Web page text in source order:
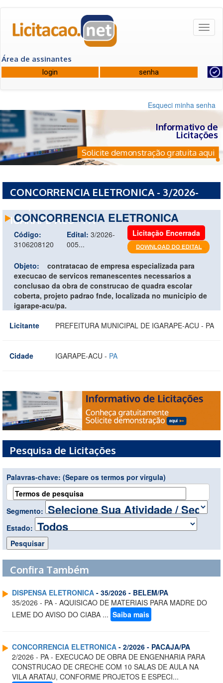
Área de assinantes
Esqueci minha senha
Informativo de
Licitações
Solicite demonstração gratuita aqui
CONCORRENCIA ELETRONICA - 3/2026-
IGARAPE-ACU - PA
CONCORRENCIA ELETRONICA
Código:
3106208120
Edital: 3/2026-
005...
Licitação Encerrada
Objeto:
contratacao de empresa especializada para
execucao de servicos remanescentes necessarios a
conclusao da obra de construcao de quadra escolar
coberta, projeto padrao fnde, localizada no municipio de
igarape-acu/pa.
Licitante
PREFEITURA MUNICIPAL DE IGARAPE-ACU - PA
Cidade IGARAPE-ACU - PA
Pesquisa de Licitações
Palavras-chave: (Separe os termos por virgula)
Segmento:
Estado:
Confira Também
DISPENSA ELETRONICA - 35/2026 - BELEM/PA
35/2026 - PA - AQUISICAO DE MATERIAIS PARA MADRE DO
LEME DO AVISO DO CIABA ... Saiba mais
CONCORRENCIA ELETRONICA - 2/2026 - PACAJA/PA
2/2026 - PA - EXECUCAO DE OBRA DE ENGENHARIA PARA
CONSTRUCAO DE CRECHE COM 10 SALAS DE AULA NA
VILA ARATAU, CONFORME PROJETOS E ESPECI...